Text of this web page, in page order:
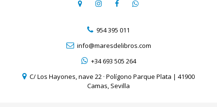
954 395 011
info@maresdelibros.com
+34 693 505 264
C/ Los Hayones, nave 22 · Polígono Parque Plata | 41900
Camas, Sevilla